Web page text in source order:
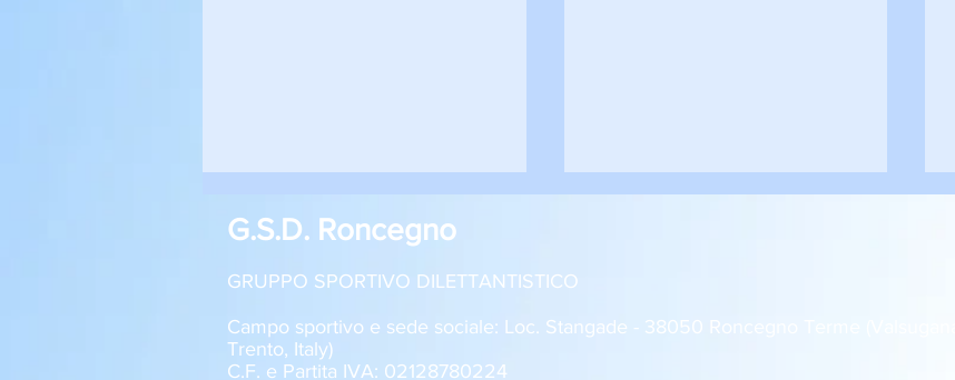
G.S.D. Roncegno
GRUPPO SPORTIVO DILETTANTISTICO
Campo sportivo e sede sociale: Loc. Stangade - 38050 Roncegno Terme (Valsugana,
Trento, Italy)
C.F. e Partita IVA: 02128780224